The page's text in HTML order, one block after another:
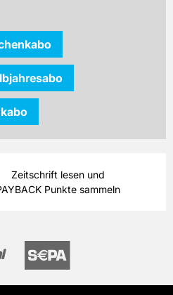
Zeitschrift lesen und
Punkte sammeln